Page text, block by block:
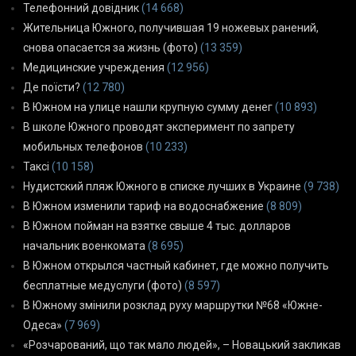
Телефонний довідник(14 668)
Жительница Южного, получившая 19 ножевых ранений,
снова опасается за жизнь (фото) (13 359)
Медицинские учреждения (12 956)
Де поїсти? (12 780)
В Южном на улице нашли крупную сумму денег(10 893)
В школе Южного проводят эксперимент по запрету
мобильных телефонов (10 233)
Таксі (10 158)
Нудистский пляж Южного в списке лучших в Украине (9 738)
В Южном изменили тариф на водоснабжение (8 809)
В Южном пойман на взятке свыше 4 тыс. долларов
начальник военкомата (8 695)
В Южном открылся частный кабинет, где можно получить
бесплатные медуслуги (фото) (8 597)
В Южному змінили розклад руху маршрутки №68 «Южне-
Одеса» (7 969)
«Розчарований, що так мало людей», – Новацький закликав